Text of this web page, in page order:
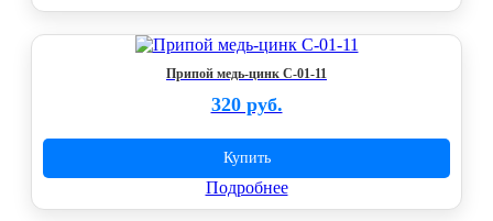
Припой медь-цинк C-01-11
320 руб.
Купить
Подробнее